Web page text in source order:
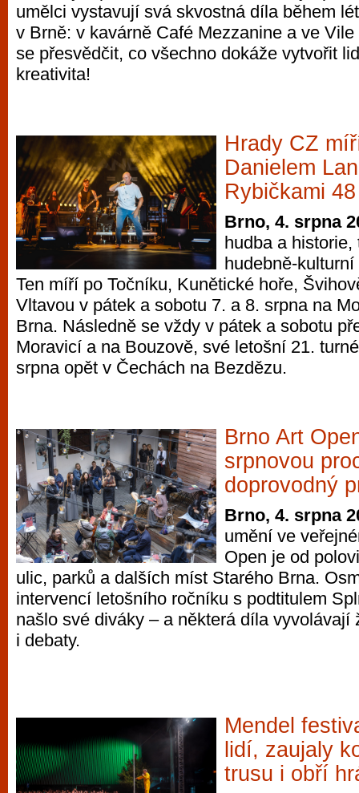
umělci vystavují svá skvostná díla během
v Brně: v kavárně Café Mezzanine a ve
se přesvědčit, co všechno dokáže vytvořit
kreativita!
Hrady CZ
Danielem
Rybičkami
Brno, 4. srpna
hudba a
hudebně-
Ten míří po Točníku, Kunětické hoře,
Vltavou v pátek a sobotu 7. a 8. srpna na
Brna. Následně se vždy v pátek a sobotu
Moravicí a na Bouzově, své letošní 21.
srpna opět v Čechách na Bezdězu.
Brno Art
srpnovou
doprovodný
Brno, 4. srpna
umění ve
Open je od
ulic, parků a dalších míst Starého Brna.
intervencí letošního ročníku s podtitulem
našlo své diváky – a některá díla vyvolávají
i debaty.
Mendel
lidí, zaujaly
trusu i obří
vyzkoušet různé kasinové hry. V
metropoli naleznete širokou nabídku her
po moderní automaty jak pro pravidelné
příležitostné hráče. V...